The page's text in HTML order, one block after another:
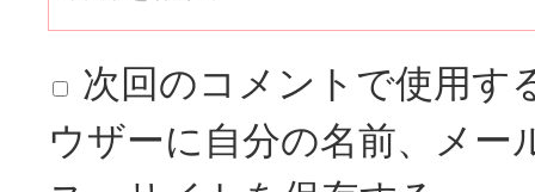
次回のコメントで使用す
ウザーに自分の名前、メー